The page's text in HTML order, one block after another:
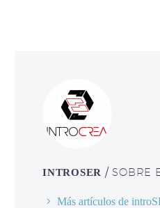
INTROSER / SOBRE
Más artículos de